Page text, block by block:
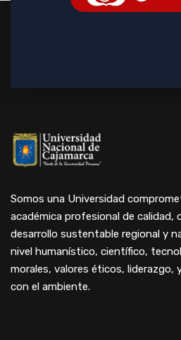
Somos una Universidad
académica profesional de calidad,
desarrollo sustentable regional y
nivel humanístico, científico,
morales, valores éticos, liderazgo,
con el ambiente.